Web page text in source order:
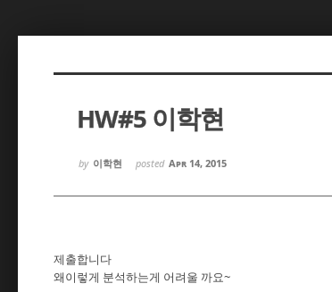
HW#5 이학현
by 이학현 posted Apr 14, 2015
제출합니다
왜이렇게 분석하는게 어려울 까요~
치북5
치북5
치북5
치북5